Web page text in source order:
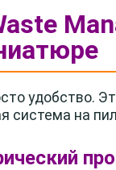
удобство.
система на